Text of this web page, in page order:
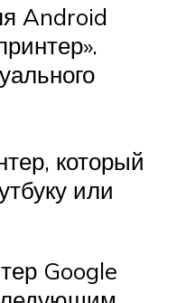
Android
который
или
Google